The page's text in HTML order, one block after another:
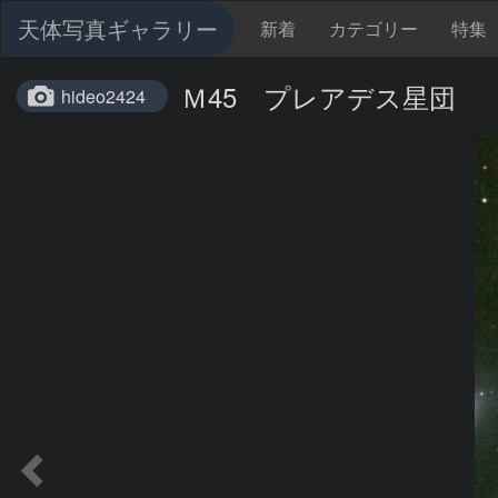
天体写真ギャラリー 新着 カテゴリー 特集
hideo2424 Ｍ45 プレアデス星団